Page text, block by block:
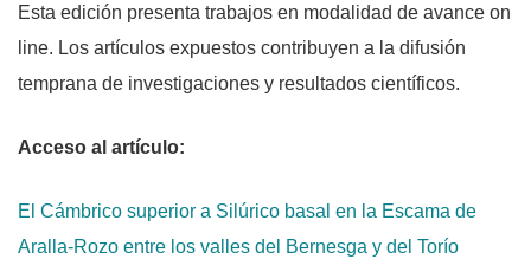
a360grados
Aquatic Sciences and Fisheries Abstracts, Water
Resources Abstracts, Pollution Abstracts and
(AREVICIEN)
Bielefeld Academic Search Engine
Esta edición presenta trabajos en modalidad de avance on
line. Los artículos expuestos contribuyen a la difusión
temprana de investigaciones y resultados científicos.
Acceso al artículo:
El Cámbrico superior a Silúrico basal en la Escama de
Aralla-Rozo entre los valles del Bernesga y del Torío